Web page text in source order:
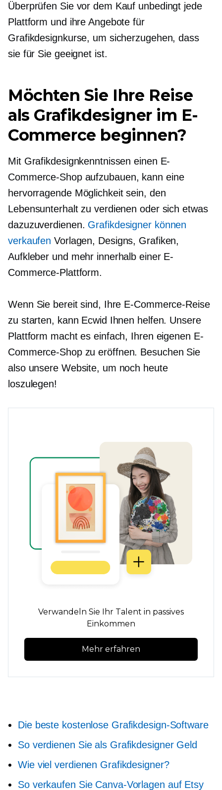
Überprüfen Sie vor dem Kauf unbedingt jede
Plattform und ihre Angebote für
Grafikdesignkurse, um sicherzugehen, dass
sie für Sie geeignet ist.
Möchten Sie Ihre Reise
als Grafikdesigner im E-
Commerce beginnen?
Mit Grafikdesignkenntnissen einen E-
Commerce-Shop aufzubauen, kann eine
hervorragende Möglichkeit sein, den
Lebensunterhalt zu verdienen oder sich etwas
dazuzuverdienen. Grafikdesigner können
verkaufen Vorlagen, Designs, Grafiken,
Aufkleber und mehr innerhalb einer E-
Commerce-Plattform.
Wenn Sie bereit sind, Ihre E-Commerce-Reise
zu starten, kann Ecwid Ihnen helfen. Unsere
Plattform macht es einfach, Ihren eigenen E-
Commerce-Shop zu eröffnen. Besuchen Sie
also unsere Website, um noch heute
loszulegen!
Verwandeln Sie Ihr Talent in passives
Einkommen
Mehr erfahren
Die beste kostenlose Grafikdesign-Software
So verdienen Sie als Grafikdesigner Geld
Wie viel verdienen Grafikdesigner?
So verkaufen Sie Canva-Vorlagen auf Etsy